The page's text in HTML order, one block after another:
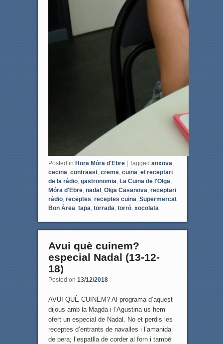
Posted in Hora Móra d'Ebre Tagged anxova,
cecina, contraast, crema, cuina, el receptari
de la ràdio, gastronomia, La Cuina de l'Olga,
Móra d'Ebre, nadal , Olga Casanova, receptari
ràdio, receptes, receptes cuina, Supermercat
Bon Àrea, tapa, torrada, torró, xocolata
Avui què cuinem?
especial Nadal (13-12-
18)
Posted on 13/12/2018
AVUI QUÈ CUINEM? Al programa d’aquest
dijous amb la Magda i l’Agustina us hem
ofert un especial de Nadal. No et perdis les
receptes d’entrants de navalles i l’amanida
de pera; l’espatlla de corder al forn i també